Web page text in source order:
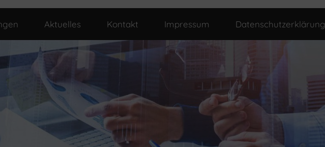
Aktuelles Kontakt Impressum Datenschutzerklärung